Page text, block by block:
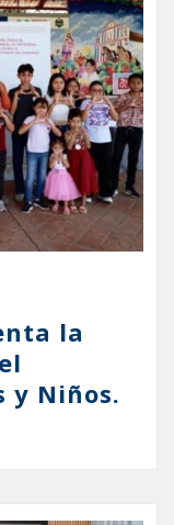
la
y Niños.